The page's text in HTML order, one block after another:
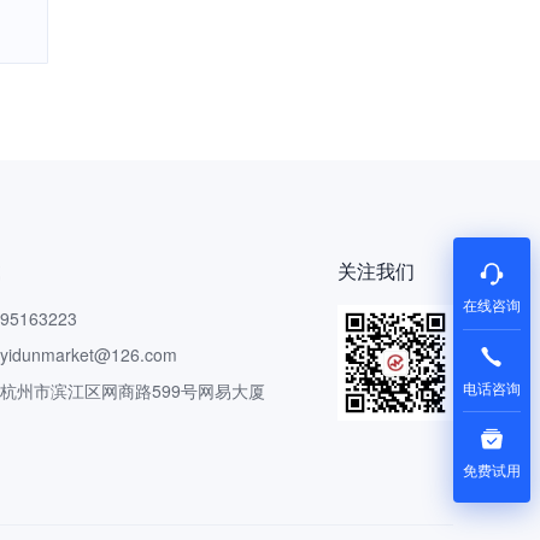
州市滨江区网商路599号网易大厦
关注我们
在线咨询
电话咨询
免费试用